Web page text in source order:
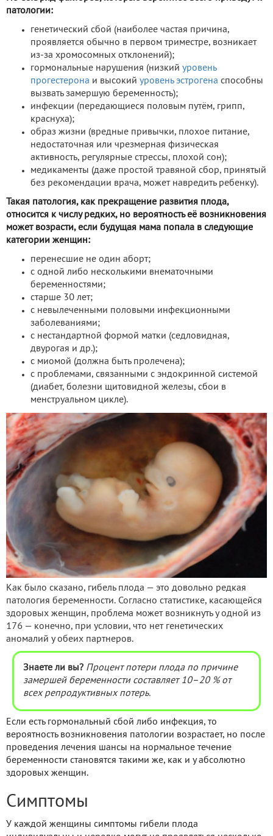
патологии:
генетический сбой (наиболее частая причина,
проявляется обычно в первом триместре, возникает
из-за хромосомных отклонений);
гормональные нарушения (низкий уровень
прогестерона и высокий уровень эстрогена способны
вызвать замершую беременность);
инфекции (передающиеся половым путём, грипп,
краснуха);
образ жизни (вредные привычки, плохое питание,
недостаточная или чрезмерная физическая
активность, регулярные стрессы, плохой сон);
медикаменты (даже простой травяной сбор, принятый
без рекомендации врача, может навредить ребенку).
Такая патология, как прекращение развития плода,
относится к числу редких, но вероятность её возникновения
может возрасти, если будущая мама попала в следующие
категории женщин:
перенесшие не один аборт;
с одной либо несколькими внематочными
беременностями;
старше 30 лет;
с невылеченными половыми инфекционными
заболеваниями;
с нестандартной формой матки (седловидная,
двурогая и др.);
с миомой (должна быть пролечена);
с проблемами, связанными с эндокринной системой
(диабет, болезни щитовидной железы, сбои в
менструальном цикле).
Как было сказано, гибель плода — это довольно редкая
патология беременности. Согласно статистике, касающейся
здоровых женщин, проблема может возникнуть у одной из
176 — конечно, при условии, что нет генетических
аномалий у обеих партнеров.
Знаете ли вы? Процент потери плода по причине
замершей беременности составляет 10–20 % от
всех репродуктивных потерь.
Если есть гормональный сбой либо инфекция, то
вероятность возникновения патологии возрастает, но после
проведения лечения шансы на нормальное течение
беременности становятся такими же, как и у абсолютно
здоровых женщин.
Симптомы
У каждой женщины симптомы гибели плода